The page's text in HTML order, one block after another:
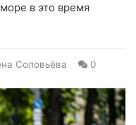
в это время
Соловьёва 0